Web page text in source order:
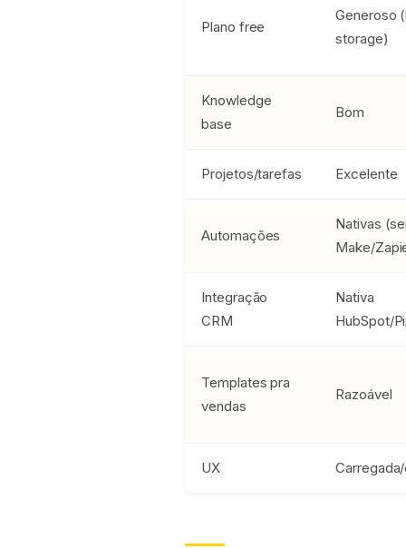
Plano free
Generoso
storage)
Knowledge
base
Bom
Projetos/tarefas Excelente
Automações
Nativas
Make/
Integração
CRM
Nativa
HubSpot/
Templates pra
vendas
Razoável
UX